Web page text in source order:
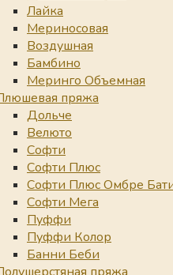
Лайка
Мериносовая
Воздушная
Бамбино
Меринго Объемная
пряжа
Дольче
Велюто
Софти
Софти Плюс
Софти Плюс Омбре
Софти Мега
Пуффи
Пуффи Колор
Банни Беби